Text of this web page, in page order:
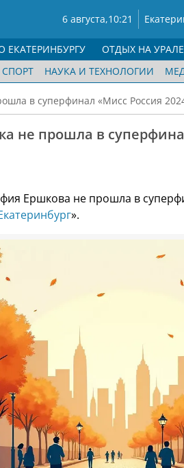
6 августа,10:21
СПОРТ НАУКА И ТЕХНОЛОГИИ
ЕКАТЕРИНБУРГУ ОТДЫХ НА УРАЛЕ
в суперфинал «Мисс Россия
не прошла в
Ершкова не прошла в
».